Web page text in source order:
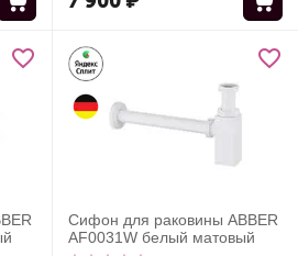
Сифон для раковины ABBER
AF0031W белый матовый